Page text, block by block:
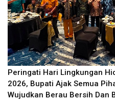
Peringati Hari Lingkungan
2026, Bupati Ajak Semua
Wujudkan Berau Bersih Dan